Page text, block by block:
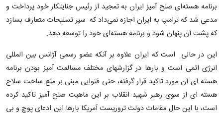
برنامه هسته‌ای صلح آمیز ایران به تمجید از رئیس جنایتکار خود پرداخت و
مدعی شد که ترامپ به ایران اجازه نمی‌داد که سپر تسلیحات متعارف بسازد
که پشت آن پنهان شود و برنامه هسته‌ای خود را توسعه دهد.
این در حالی است که ایران علاوه بر آنکه عضو رسمی آژانس بین المللی
انرژی اتمی است و بارها در گزارشهای مختلف مسالمت آمیز بودن برنامه
هسته ای آن مورد تاکید قرار گرفته، حتی فتوایی مبنی بر منع ساخت سلاح
هسته ای از سوی رهبر شهید انقلاب بر این ماهیت صلح آمیز تاکید کرده
است، با این حال مقامات دولت تروریست آمریکا بارها این ادعای پوچ و بی